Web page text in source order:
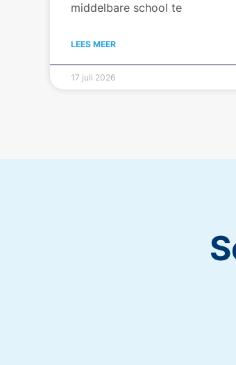
middelbare school te
LEES MEER
17 juli 2026